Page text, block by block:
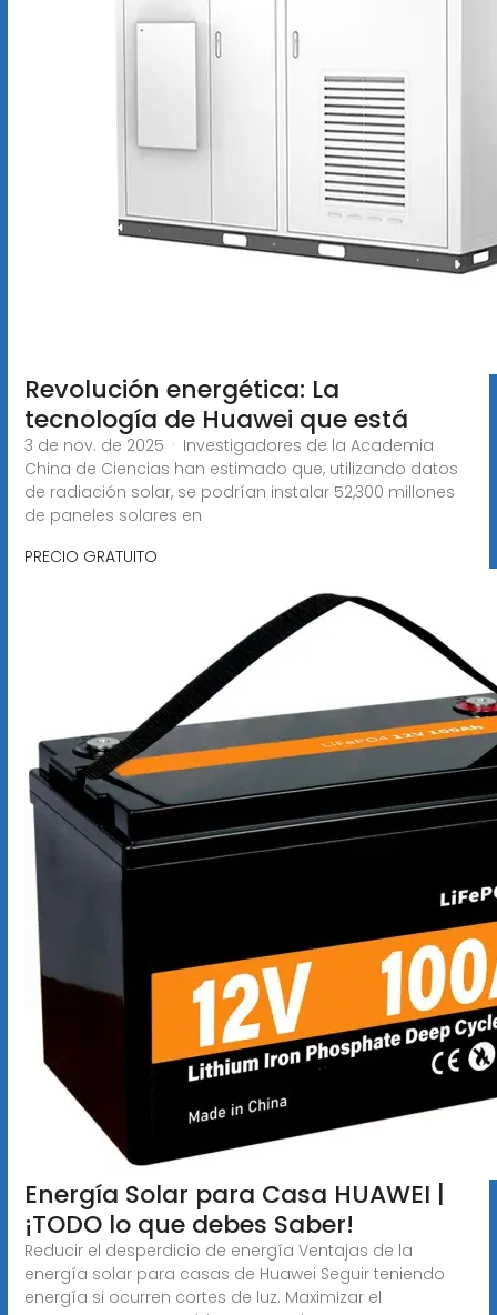
Revolución energética: La
tecnología de Huawei que está
3 de nov. de 2025 · Investigadores de la Academia
China de Ciencias han estimado que, utilizando datos
de radiación solar, se podrían instalar 52,300 millones
de paneles solares en
PRECIO GRATUITO
Energía Solar para Casa HUAWEI |
¡TODO lo que debes Saber!
Reducir el desperdicio de energía Ventajas de la
energía solar para casas de Huawei Seguir teniendo
energía si ocurren cortes de luz. Maximizar el